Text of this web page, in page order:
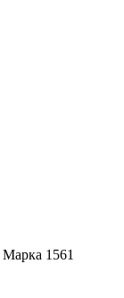
Марка 1561